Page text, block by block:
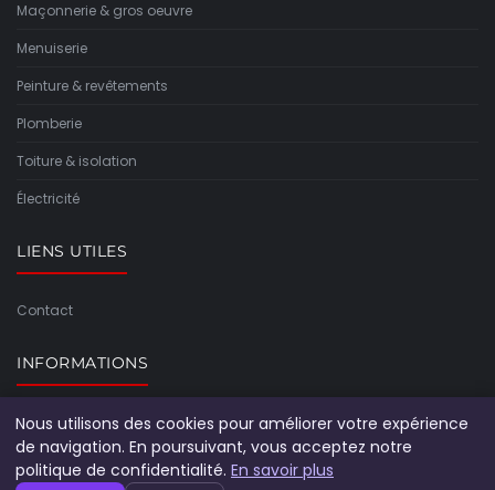
Maçonnerie & gros oeuvre
Menuiserie
Peinture & revêtements
Plomberie
Toiture & isolation
Électricité
LIENS UTILES
Contact
INFORMATIONS
Plan du site
Nous utilisons des cookies pour améliorer votre expérience
de navigation. En poursuivant, vous acceptez notre
politique de confidentialité. En savoir plus